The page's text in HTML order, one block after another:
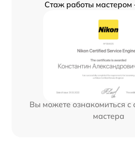
Стаж работы мастером
Вы можете ознакомиться с
мастера